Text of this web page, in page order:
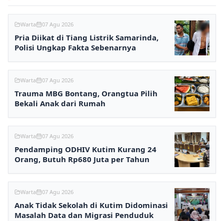
Warta 07 Agu 2026
Pria Diikat di Tiang Listrik Samarinda,
Polisi Ungkap Fakta Sebenarnya
Warta 07 Agu 2026
Trauma MBG Bontang, Orangtua Pilih
Bekali Anak dari Rumah
Warta 07 Agu 2026
Pendamping ODHIV Kutim Kurang 24
Orang, Butuh Rp680 Juta per Tahun
Warta 07 Agu 2026
Anak Tidak Sekolah di Kutim Didominasi
Masalah Data dan Migrasi Penduduk